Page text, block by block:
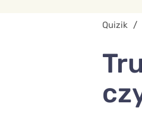
Quizik /